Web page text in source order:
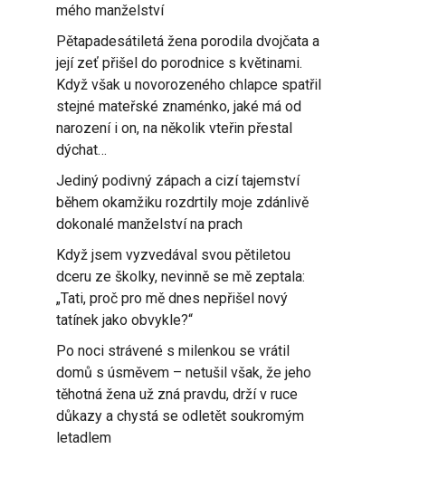
mého manželství
Pětapadesátiletá žena porodila dvojčata a
její zeť přišel do porodnice s květinami.
Když však u novorozeného chlapce spatřil
stejné mateřské znaménko, jaké má od
narození i on, na několik vteřin přestal
dýchat…
Jediný podivný zápach a cizí tajemství
během okamžiku rozdrtily moje zdánlivě
dokonalé manželství na prach
Když jsem vyzvedával svou pětiletou
dceru ze školky, nevinně se mě zeptala:
„Tati, proč pro mě dnes nepřišel nový
tatínek jako obvykle?“
Po noci strávené s milenkou se vrátil
domů s úsměvem – netušil však, že jeho
těhotná žena už zná pravdu, drží v ruce
důkazy a chystá se odletět soukromým
letadlem